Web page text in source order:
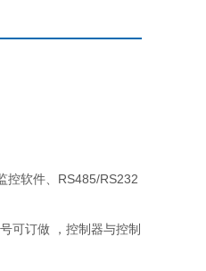
控软件、RS485/RS232
可订做 ，控制器与控制